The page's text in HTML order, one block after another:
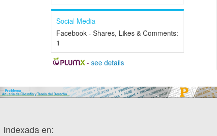
Social Media
Facebook - Shares, Likes & Comments:
1
- see details
Indexada en: